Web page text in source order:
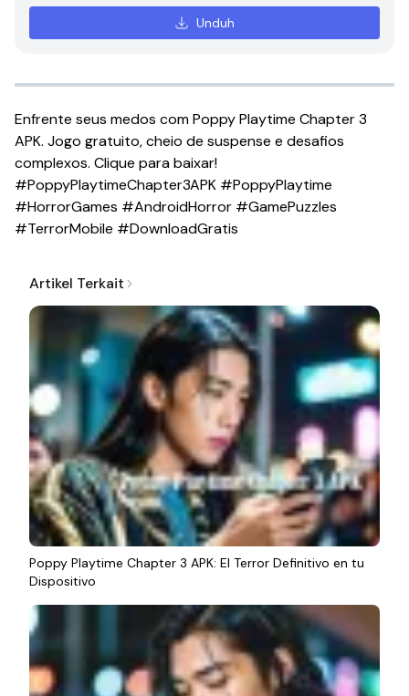
Unduh
Enfrente seus medos com Poppy Playtime Chapter 3
APK. Jogo gratuito, cheio de suspense e desafios
complexos. Clique para baixar!
#PoppyPlaytimeChapter3APK #PoppyPlaytime
#HorrorGames #AndroidHorror #GamePuzzles
#TerrorMobile #DownloadGratis
Artikel Terkait
Poppy Playtime Chapter 3 APK: El Terror Definitivo en tu
Dispositivo